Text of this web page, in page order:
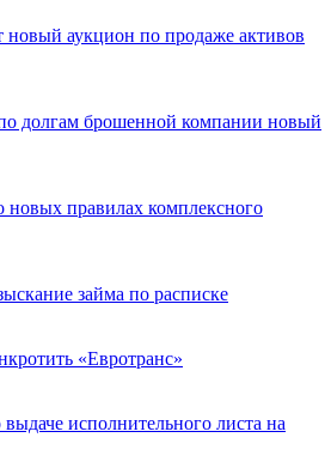
новый аукцион по продаже активов
долгам брошенной компании новый
новых правилах комплексного
займа по расписке
«Евротранс»
исполнительного листа на